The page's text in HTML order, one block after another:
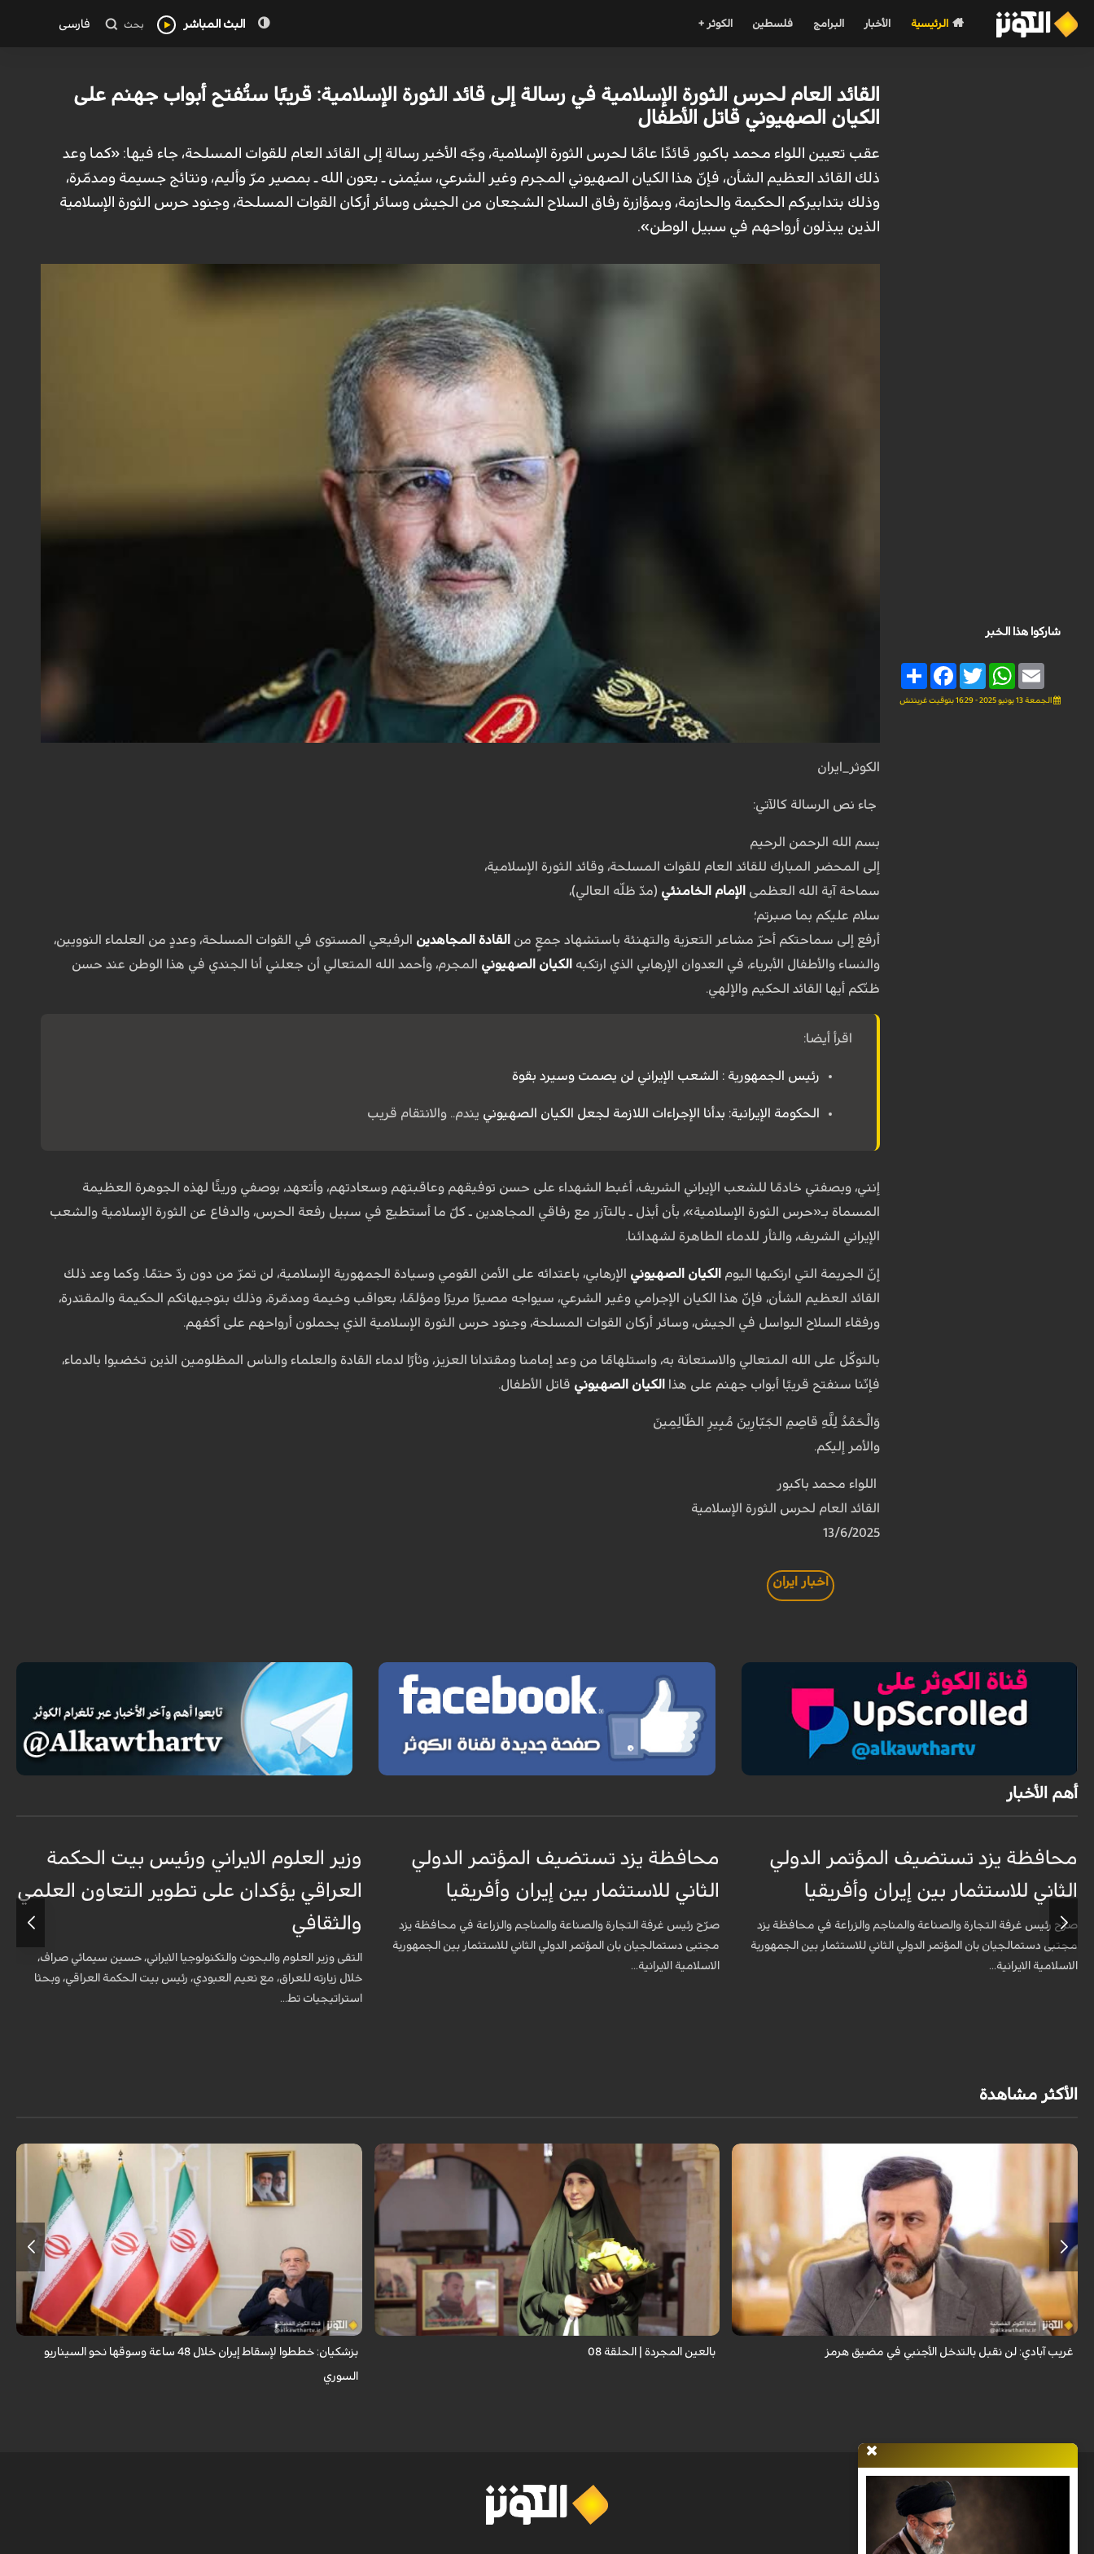
الرئيسية الأخبار البرامج فلسطين الكوثر + البث المباشر بحث فارسی
شاركوا هذا الخبر
Share
FacebookTwitter
WhatsAppEmail
الجمعة 13 يونيو 2025 - 16:29 بتوقيت غرينتش
القائد العام لحرس الثورة الإسلامية في رسالة إلى قائد الثورة الإسلامية: قريبًا ستُفتح أبواب جهنم على
الكيان الصهيوني قاتل الأطفال
عقب تعيين اللواء محمد باكبور قائدًا عامًا لحرس الثورة الإسلامية، وجّه الأخير رسالة إلى القائد العام للقوات المسلحة، جاء فيها: «كما وعد
ذلك القائد العظيم الشأن، فإنّ هذا الكيان الصهيوني المجرم وغير الشرعي، سيُمنى ـ بعون الله ـ بمصير مرّ وأليم، ونتائج جسيمة ومدمّرة،
وذلك بتدابيركم الحكيمة والحازمة، وبمؤازرة رفاق السلاح الشجعان من الجيش وسائر أركان القوات المسلحة، وجنود حرس الثورة الإسلامية
الذين يبذلون أرواحهم في سبيل الوطن».
الكوثر_ايران
جاء نص الرسالة كالآتي:
بسم الله الرحمن الرحيم
إلى المحضر المبارك للقائد العام للقوات المسلحة، وقائد الثورة الإسلامية،
سماحة آية الله العظمى الإمام الخامنئي (مدّ ظلّه العالي)،
سلام عليكم بما صبرتم؛
أرفع إلى سماحتكم أحرّ مشاعر التعزية والتهنئة باستشهاد جمعٍ من القادة المجاهدين الرفيعي المستوى في القوات المسلحة، وعددٍ من العلماء النوويين،
والنساء والأطفال الأبرياء، في العدوان الإرهابي الذي ارتكبه الكيان الصهيوني المجرم، وأحمد الله المتعالي أن جعلني أنا الجندي في هذا الوطن عند حسن
ظنّكم أيها القائد الحكيم والإلهي.
اقرأ أيضا:
رئيس الجمهورية : الشعب الإيراني لن يصمت وسيرد بقوة
الحكومة الإيرانية: بدأنا الإجراءات اللازمة لجعل الكيان الصهيوني يندم.. والانتقام قريب
إنني، وبصفتي خادمًا للشعب الإيراني الشريف، أغبط الشهداء على حسن توفيقهم وعاقبتهم وسعادتهم، وأتعهد، بوصفي وريثًا لهذه الجوهرة العظيمة
المسماة بـ«حرس الثورة الإسلامية»، بأن أبذل ـ بالتآزر مع رفاقي المجاهدين ـ كلّ ما أستطيع في سبيل رفعة الحرس، والدفاع عن الثورة الإسلامية والشعب
الإيراني الشريف، والثأر للدماء الطاهرة لشهدائنا.
إنّ الجريمة التي ارتكبها اليوم الكيان الصهيوني الإرهابي، باعتدائه على الأمن القومي وسيادة الجمهورية الإسلامية، لن تمرّ من دون ردّ حتمًا. وكما وعد ذلك
القائد العظيم الشأن، فإنّ هذا الكيان الإجرامي وغير الشرعي، سيواجه مصيرًا مريرًا ومؤلمًا، بعواقب وخيمة ومدمّرة، وذلك بتوجيهاتكم الحكيمة والمقتدرة،
ورفقاء السلاح البواسل في الجيش، وسائر أركان القوات المسلحة، وجنود حرس الثورة الإسلامية الذي يحملون أرواحهم على أكفهم.
بالتوكّل على الله المتعالي والاستعانة به، واستلهامًا من وعد إمامنا ومقتدانا العزيز، وثأرًا لدماء القادة والعلماء والناس المظلومين الذين تخضبوا بالدماء،
فإنّنا سنفتح قريبًا أبواب جهنم على هذا
الكيان الصهيوني قاتل الأطفال.
وَالْحَمْدُ لِلَّهِ قاصِمِ الجَبّارِينَ مُبِيرِ الظّالِمِينَ
والأمر إليكم.
اللواء محمد باكبور
القائد العام لحرس الثورة الإسلامية
13/6/2025
اخبار ايران
أهم الأخبار
محافظة يزد تستضيف المؤتمر الدولي
الثاني للاستثمار بين إيران وأفريقيا
صرّح رئيس غرفة التجارة والصناعة والمناجم والزراعة في محافظة يزد
مجتبى دستمالجيان بان المؤتمر الدولي الثاني للاستثمار بين الجمهورية
الاسلامية الايرانية...
محافظة يزد تستضيف المؤتمر الدولي
الثاني للاستثمار بين إيران وأفريقيا
صرّح رئيس غرفة التجارة والصناعة والمناجم والزراعة في محافظة يزد
مجتبى دستمالجيان بان المؤتمر الدولي الثاني للاستثمار بين الجمهورية
الاسلامية الايرانية...
وزير العلوم الايراني ورئيس بيت الحكمة
العراقي يؤكدان على تطوير التعاون العلمي
والثقافي
التقى وزير العلوم والبحوث والتكنولوجيا الايراني، حسين سيمائي صراف،
خلال زيارته للعراق، مع نعيم العبودي، رئيس بيت الحكمة العراقي، وبحثا
استراتيجيات تط...
الأكثر مشاهدة
قال نائب وزير الخارجية الإيراني كاظم غريب آبادي، إن إيران لن تقبل بالتدخل
الأجنبي في مضيق هرمز.
غريب آبادي: لن نقبل بالتدخل الأجنبي في مضيق هرمز
برنامج "بالعين المجردة" هو توثيق إنسانيٌّ شجاعٌ للحياة تحت وطأة الحرب، حيث
نستمع فيه إلى شهاداتٍ حيّةٍ لأشخاص عايشوا التفجيرات والدمار، فنرى بعيونهم
بالعين المجردة | الحلقة 08
قال الرئيس الايراني مسعود بزشكيان ان الأعداء وضعوا خططًا وتصوروا أن
بإمكانهم السيطرة على إيران خلال 48 ساعة كما فعلوا مع سوريا.
بزشكيان: خططوا لإسقاط إيران خلال 48 ساعة وسوقها نحو السيناريو
السوري